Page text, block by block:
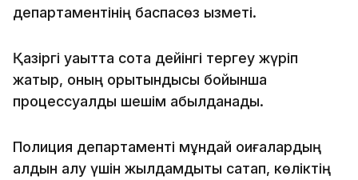
департаментінің баспасөз қызметі.
Қазіргі уақытта сотқа дейінгі тергеу жүріп
жатыр, оның қорытындысы бойынша
процессуалдық шешім қабылданады.
Полиция департаменті мұндай оқиғалардың
алдын алу үшін жылдамдықты сақтап, көліктің